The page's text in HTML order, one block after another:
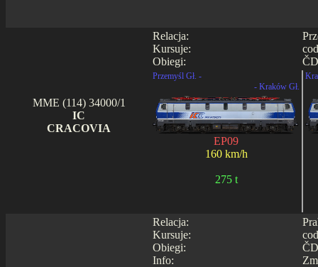
Relacja:
Kursuje:
Obiegi:
MME (114) 34000/1
IC
CRACOVIA
Przemyśl Gł. -
- Kraków Gł.
EP09
160 km/h
275 t
Relacja:
Kursuje:
Obiegi:
Info: